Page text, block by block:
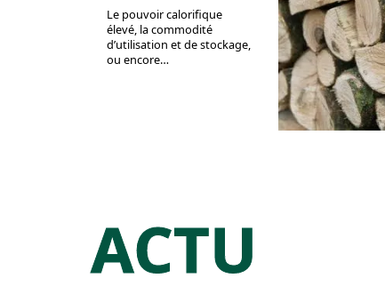
Le pouvoir calorifique
élevé, la commodité
d’utilisation et de stockage,
ou encore…
ACTU